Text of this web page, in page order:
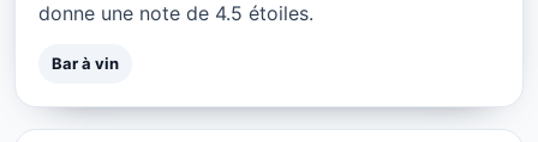
donne une note de 4.5 étoiles.
Bar à vin